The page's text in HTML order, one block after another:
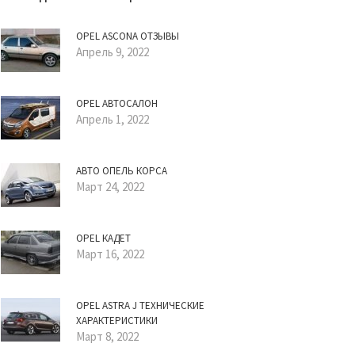
OPEL ASCONA ОТЗЫВЫ
Апрель 9, 2022
OPEL АВТОСАЛОН
Апрель 1, 2022
АВТО ОПЕЛЬ КОРСА
Март 24, 2022
OPEL КАДЕТ
Март 16, 2022
OPEL ASTRA J ТЕХНИЧЕСКИЕ
ХАРАКТЕРИСТИКИ
Март 8, 2022